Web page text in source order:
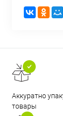
Аккуратно
товары